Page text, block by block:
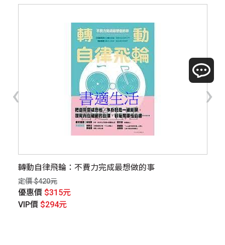
轉動自律飛輪：不費力完成最想做的事
定價 $420元
優惠價 $315元
VIP價 $294元
‹ ›